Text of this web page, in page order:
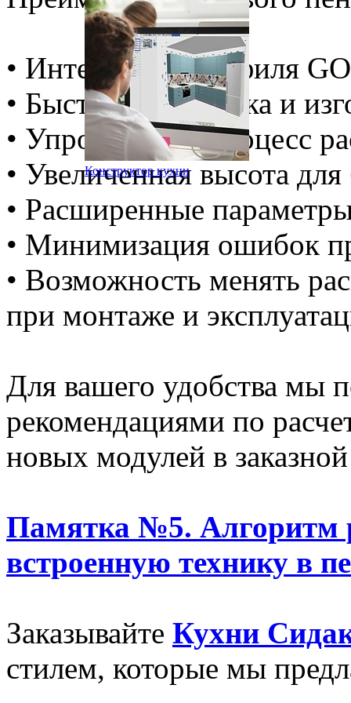
Конструктор кухни
• Интеграция профиля
• Быстрая обработка и
• Упрощённый процесс
• Увеличенная высота
• Расширенные
• Минимизация ошибок
• Возможность менять
при монтаже и
Для вашего удобства мы
рекомендациями по
новых модулей в
Памятка №5. Алгоритм
встроенную технику в
Заказывайте Кухни
стилем, которые мы